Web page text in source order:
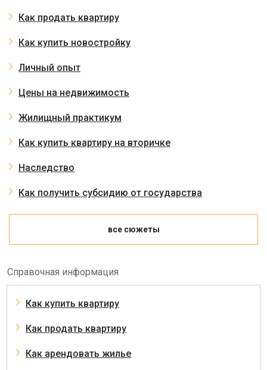
Как продать квартиру
Как купить новостройку
Личный опыт
Цены на недвижимость
Жилищный практикум
Как купить квартиру на вторичке
Наследство
Как получить субсидию от государства
все сюжеты
Справочная информация
Как купить квартиру
Как продать квартиру
Как арендовать жилье